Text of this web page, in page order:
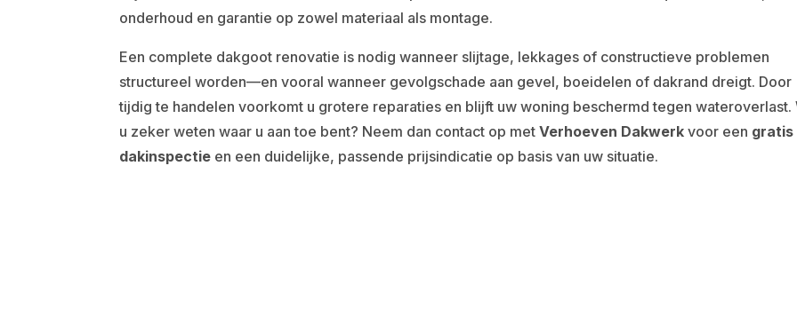
onderhoud en garantie op zowel materiaal als montage.
Een complete dakgoot renovatie is nodig wanneer slijtage, lekkages of constructieve problemen
structureel worden—en vooral wanneer gevolgschade aan gevel, boeidelen of dakrand dreigt. Door
tijdig te handelen voorkomt u grotere reparaties en blijft uw woning beschermd tegen wateroverlast.
u zeker weten waar u aan toe bent? Neem dan contact op metVerhoeven Dakwerk voor een gratis
dakinspectie en een duidelijke, passende prijsindicatie op basis van uw situatie.